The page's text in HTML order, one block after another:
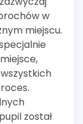
w
miejscu.
został